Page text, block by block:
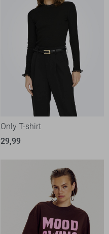
Only T-shirt
29,99